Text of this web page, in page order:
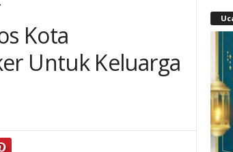
Kota
Untuk Keluarga